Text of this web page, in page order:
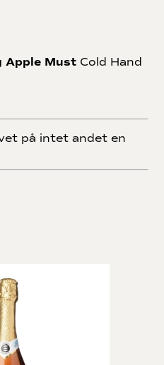
Apple Must Cold Hand
på intet andet en